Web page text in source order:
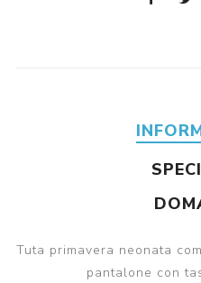
Tuta primavera neonata
pantalone con